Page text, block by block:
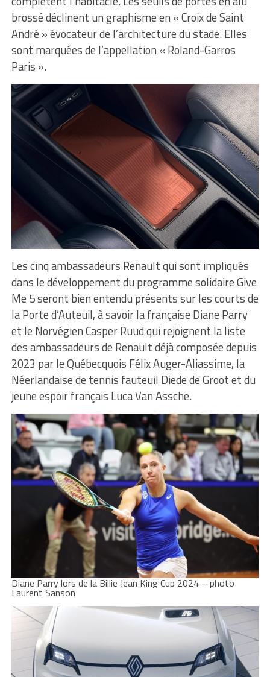
brossé déclinent un graphisme en « Croix de Saint
André » évocateur de l’architecture du stade. Elles
sont marquées de l’appellation « Roland-Garros
Paris ».
Les cinq ambassadeurs Renault qui sont impliqués
dans le développement du programme solidaire Give
Me 5 seront bien entendu présents sur les courts de
la Porte d’Auteuil, à savoir la française Diane Parry
et le Norvégien Casper Ruud qui rejoignent la liste
des ambassadeurs de Renault déjà composée depuis
2023 par le Québecquois Félix Auger-Aliassime, la
Néerlandaise de tennis fauteuil Diede de Groot et du
jeune espoir français Luca Van Assche.
Diane Parry lors de la Billie Jean King Cup 2024 – photo
Laurent Sanson